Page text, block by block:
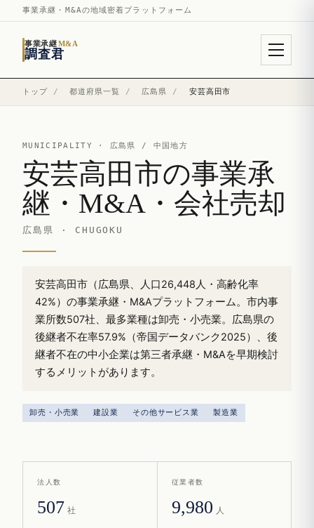
事業承継・M&Aの地域密着プラットフォーム
事業承継M&A
調査君
トップ / 都道府県一覧 / 広島県 / 安芸高田市
MUNICIPALITY · 広島県 / 中国地方
安芸高田市の事業承
継・M&A・会社売却
広島県 · CHUGOKU
安芸高田市（広島県、人口26,448人・高齢化率
42%）の事業承継・M&Aプラットフォーム。市内事
業所数507社、最多業種は卸売・小売業。広島県の
後継者不在率57.9%（帝国データバンク2025）、後
継者不在の中小企業は第三者承継・M&Aを早期検討
するメリットがあります。
卸売・小売業 建設業 その他サービス業 製造業
法人数
507 社
従業者数
9,980 人